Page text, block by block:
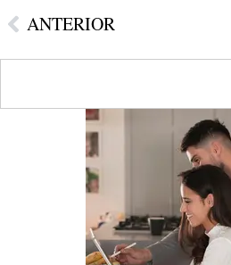
ANTERIOR